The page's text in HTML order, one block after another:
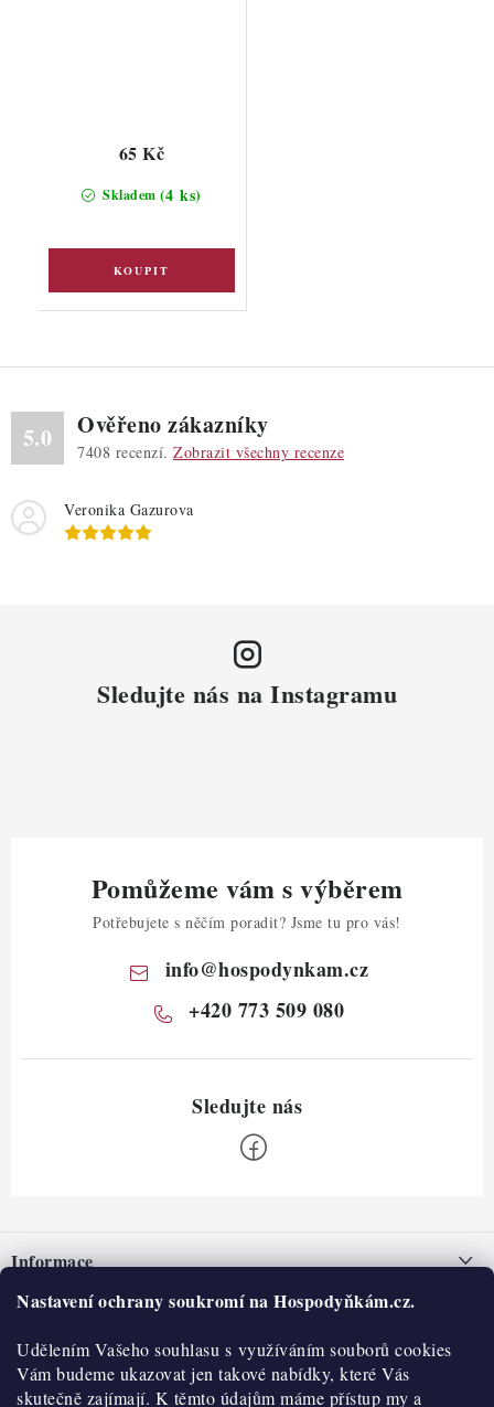
Nastavení ochrany soukromí na Hospodyňkám.cz.
Udělením Vašeho souhlasu s využíváním souborů cookies
Vám budeme ukazovat jen takové nabídky, které Vás
skutečně zajímají. K těmto údajům máme přístup my a
Skladem (4 ks)
65 Kč
5.0 Ověřeno zákazníky
7408 recenzí. Zobrazit všechny recenze
Veronika Gazurova
Sledujte nás na Instagramu
Pomůžeme vám s výběrem
Potřebujete s něčím poradit? Jsme tu pro vás!
info@hospodynkam.cz
+420 773 509 080
pInformace
Nepřevzetí zásilky na dobírku
Obchodní podmínky
Hodnocení obchodu
O nás
Historie
O nákupu